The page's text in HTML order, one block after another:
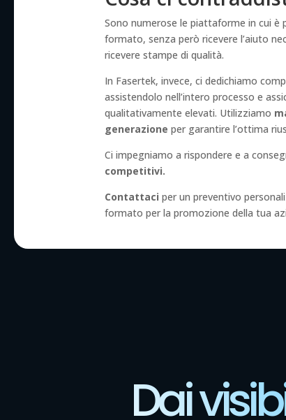
Sono numerose le piattaforme in cui
formato, senza però ricevere l’aiuto
ricevere stampe di qualità.
In Fasertek, invece, ci dedichiamo
assistendolo nell’intero processo e
qualitativamente elevati. Utilizziamo
generazione per garantire l’ottima
Ci impegniamo a rispondere e a
competitivi.
Contattaci per un preventivo
formato per la promozione della tua
Dai